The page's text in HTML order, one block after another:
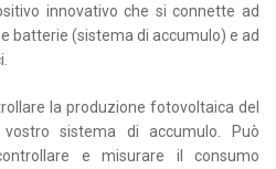
innovativo che si connette ad
batterie (sistema di accumulo) e ad
la produzione fotovoltaica del
sistema di accumulo. Può
e misurare il consumo